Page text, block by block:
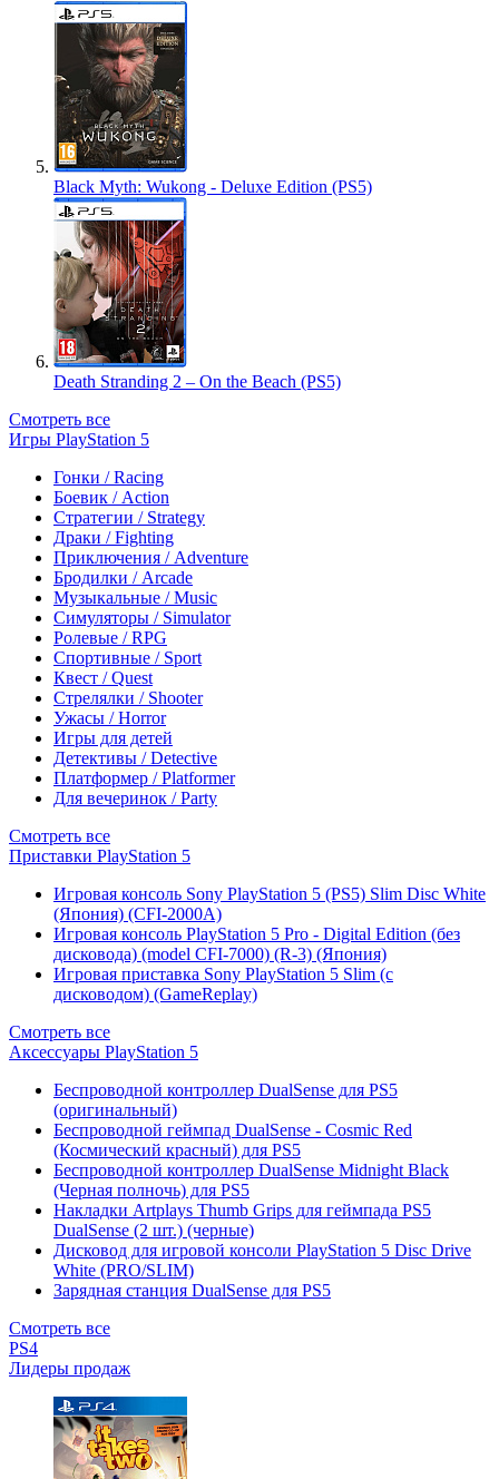
Black Myth: Wukong - Deluxe Edition (PS5)
Death Stranding 2 – On the Beach (PS5)
Смотреть все
Игры PlayStation 5
Гонки / Racing
Боевик / Action
Стратегии / Strategy
Драки / Fighting
Приключения / Adventure
Бродилки / Arcade
Музыкальные / Music
Симуляторы / Simulator
Ролевые / RPG
Спортивные / Sport
Квест / Quest
Стрелялки / Shooter
Ужасы / Horror
Игры для детей
Детективы / Detective
Платформер / Platformer
Для вечеринок / Party
Смотреть все
Приставки PlayStation 5
Игровая консоль Sony PlayStation 5 (PS5) Slim Disc White
(Япония) (CFI-2000A)
Игровая консоль PlayStation 5 Pro - Digital Edition (без
дисковода) (model CFI-7000) (R-3) (Япония)
Игровая приставка Sony PlayStation 5 Slim (с
дисководом) (GameReplay)
Смотреть все
Аксессуары PlayStation 5
Беспроводной контроллер DualSense для PS5
(оригинальный)
Беспроводной геймпад DualSense - Cosmic Red
(Космический красный) для PS5
Беспроводной контроллер DualSense Midnight Black
(Черная полночь) для PS5
Накладки Artplays Thumb Grips для геймпада PS5
DualSense (2 шт.) (черные)
Дисковод для игровой консоли PlayStation 5 Disc Drive
White (PRO/SLIM)
Зарядная станция DualSense для PS5
Смотреть все
PS4
Лидеры продаж